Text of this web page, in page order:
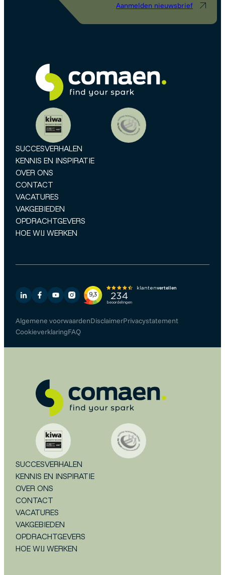
Aanmelden nieuwsbrief
SUCCESVERHALEN
KENNIS EN INSPIRATIE
OVER ONS
CONTACT
VACATURES
VAKGEBIEDEN
OPDRACHTGEVERS
HOE WIJ WERKEN
Algemene voorwaardenDisclaimerPrivacystatement
CookieverklaringFAQ
SUCCESVERHALEN
KENNIS EN INSPIRATIE
OVER ONS
CONTACT
VACATURES
VAKGEBIEDEN
OPDRACHTGEVERS
HOE WIJ WERKEN